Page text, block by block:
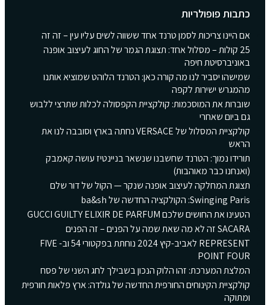
כתבות פופולריות
אם היינו צריכות לסמן טרנד אחד ששווה לשים עליו עין – זה זה
25 קולות – מסלול אחד: תצוגת הגמר של החוג לעיצוב אופנה
באוניברסיטת חיפה
שמישהו יסביר לנו מה קורה כאן: הטרנד הלוהט שמוציא אותנו
מהמגרש ישירות לקפה
שוברות את המוסכמות: קולקציית הקפסולה לכלות שתרצי ללבוש
גם ביום שאחרי
קולקציית המסלול של VERSACE נחתה בארץ וסובבה לנו את
הראש
תורידו נמוך: הטרנד שחשבנו שנשאר בניינטיז עושה קאמבק
(ואנחנו כבר מאוהבות)
תצוגת המחלקה לעיצוב אופנה שנקר — הקול של דור שלם
Swinging Paris: הקולקציה החדשה של ba&sh
הטעינו את החושים שלכם GUCCI GUILTY ELIXIR DE PARFUM
SACARA זה לא מה שאת שמה על הפנים – זה הפנים
REPRESENT לאביב-קיץ 2024 נוחתת בפקטורי 54 וב- FIVE
POINT FOUR
המלצת המערכת: זהו הלוק הנכון בשבילך לחג השני של פסח
קולקציית הקינוחים החורפית החדשה של גולדה: ארץ פלאות חורפית
ומתוקה